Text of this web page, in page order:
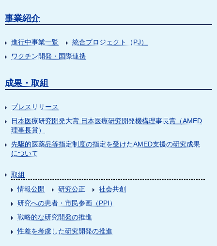
事業紹介
進行中事業一覧
統合プロジェクト（PJ）
ワクチン開発・国際連携
成果・取組
プレスリリース
日本医療研究開発大賞 日本医療研究開発機構理事長賞（AMED
理事長賞）
先駆的医薬品等指定制度の指定を受けたAMED支援の研究成果
について
取組
情報公開
研究公正
社会共創
研究への患者・市民参画（PPI）
戦略的な研究開発の推進
性差を考慮した研究開発の推進